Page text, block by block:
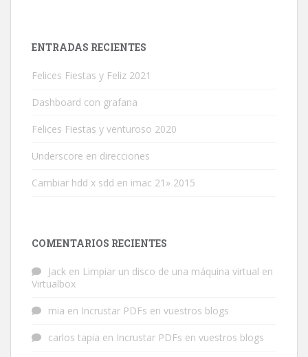
ENTRADAS RECIENTES
Felices Fiestas y Feliz 2021
Dashboard con grafana
Felices Fiestas y venturoso 2020
Underscore en direcciones
Cambiar hdd x sdd en imac 21» 2015
COMENTARIOS RECIENTES
Jack en Limpiar un disco de una máquina virtual en
Virtualbox
mia en Incrustar PDFs en vuestros blogs
carlos tapia en Incrustar PDFs en vuestros blogs